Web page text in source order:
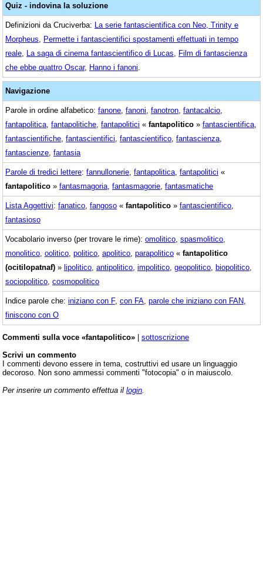
Quiz - indovina la soluzione
Definizioni da Cruciverba: La serie fantascientifica con Neo, Trinity e
Morpheus
Permette i fantascientifici spostamenti effettuati in tempo
reale La saga di cinema fantascientifico di Lucas
Film di fantascienza
che ebbe quattro Oscar, Hanno i fanoni
Navigazione
Parole in ordine alfabetico: fanone fanoni fanotron fantacalcio
fantapolitica fantapolitiche fantapolitici « fantapolitico » fantascientifica
fantascientifiche fantascientifici fantascientifico fantascienza
fantascienze fantasia
Parole di tredici lettere: fannullonerie fantapolitica fantapolitici «
fantapolitico » fantasmagoria fantasmagorie fantasmatiche
Lista Aggettivi: fanatico fangoso « fantapolitico » fantascientifico
fantasioso
Vocabolario inverso (per trovare le rime): omolitico spasmolitico
monolitico oolitico politico apolitico parapolitico « fantapolitico
(ocitilopatnaf) » lipolitico antipolitico impolitico geopolitico biopolitico
sociopolitico cosmopolitico
Indice parole che: iniziano con F, con FA parole che iniziano con FAN
finiscono con O
Commenti sulla voce «fantapolitico» | sottoscrizione
Scrivi un commento
I commenti devono essere in tema, costruttivi ed usare un linguaggio
decoroso. Non sono ammessi commenti "fotocopia" o in maiuscolo.
Per inserire un commento effettua il login